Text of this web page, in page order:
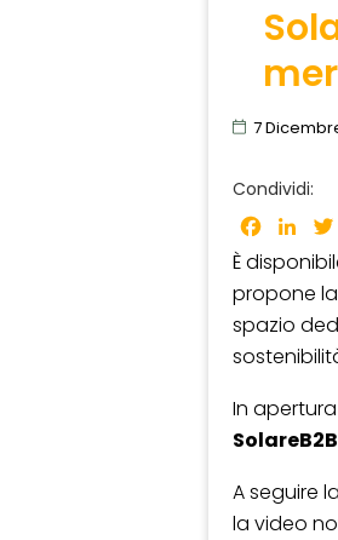
7
Condividi:
È
propone la
spazio
In
SolareB2B
A seguire
la video